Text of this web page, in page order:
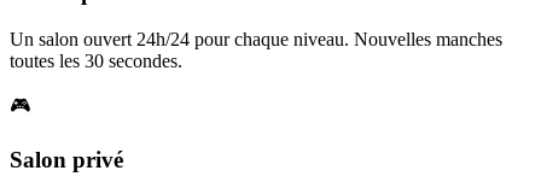
Un salon ouvert 24h/24 pour chaque niveau. Nouvelles manches
toutes les 30 secondes.
🎮
Salon privé